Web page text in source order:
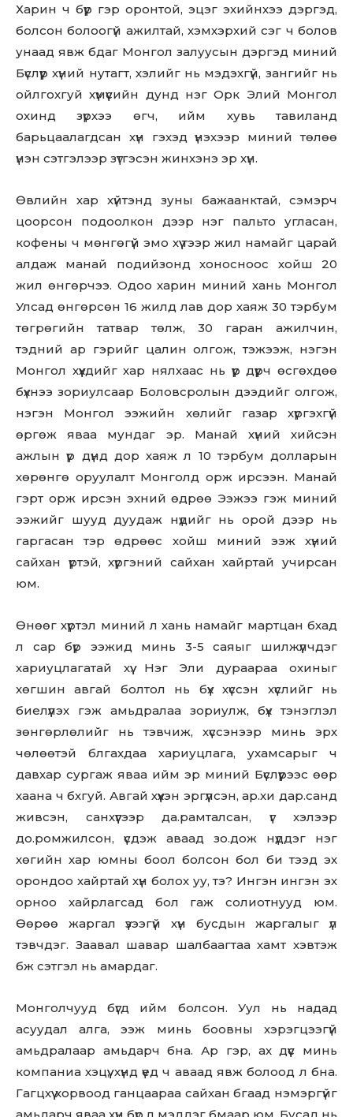
Don't miss
Харин ч бүүр гэр оронтой, эцэг эхийнхээ дэргэд,
болсон болоогүй ажилтай, хэмхэрхий сэг ч болов
унаад явж бдаг Монгол залуусын дэргэд миний
Бүслүүр хүний нутагт, хэлийг нь мэдэхгүй, зангийг нь
ойлгохгуй хүмүүсийн дунд нэг Орк Элий Монгол
охинд зүрхээ өгч, ийм хувь тавиланд
барьцаалагдсан хүн гэхэд үнэхээр миний төлөө
үнэн сэтгэлээр зүтгэсэн жинхэнэ эр хүн.
Өвлийн хар хүйтэнд зуны бажаанктай, сэмэрч
цоорсон подоолкон дээр нэг пальто угласан,
кофены ч мөнгөгүй эмо хүү тээр жил намайг царай
алдаж манай подийзонд хоносноос хойш 20
жил өнгөрчээ. Одоо харин миний хань Монгол
Улсад өнгөрсөн 16 жилд лав дор хаяж 30 тэрбум
төгрөгийн татвар төлж, 30 гаран ажилчин,
тэдний ар гэрийг цалин олгож, тэжээж, нэгэн
Монгол хүүхдийг хар нялхаас нь үүр дүүрч өсгөхдөө
бүхнээ зориулсаар Боловсролын дээдийг олгож,
нэгэн Монгол ээжийн хөлийг газар хүргэхгүй
өргөж яваа мундаг эр. Манай хүний хийсэн
ажлын үр дүнд дор хаяж л 10 тэрбум долларын
хөрөнгө оруулалт Монголд орж ирсээн. Манай
гэрт орж ирсэн эхний өдрөө Ээжээ гэж миний
ээжийг шууд дуудаж нүдийг нь орой дээр нь
гаргасан тэр өдрөөс хойш миний ээж хүний
сайхан үртэй, хүргэний сайхан хайртай учирсан
юм.
Өнөөг хүртэл миний л хань намайг мартцан бхад
л сар бүр ээжид минь 3-5 саяыг шилжүүлчдэг
хариуцлагатай хүү. Нэг Эли дураараа охиныг
хөгшин авгай болтол нь бүх хүссэн хүслийг нь
биелүүлэх гэж амьдралаа зориулж, бүх тэнэглэл
зөнгөрлөлийг нь тэвчиж, хүссэнээр минь эрх
чөлөөтэй блгахдаа хариуцлага, ухамсарыг ч
давхар сургаж яваа ийм эр миний Бүслүүрээс өөр
хаана ч бхгуй. Авгай хүүхэн эргүүлсэн, ар.хи дар.санд
живсэн, санхүүгээр да.рамталсан, үг хэлээр
до.ромжилсон, үсдэж аваад зо.дож нүддэг нэг
хөгийн хар юмны боол болсон бол би тээд эх
орондоо хайртай хүн болох уу, тэ? Ингэн ингэн эх
орноо хайрлагсад бол гаж солиотнууд юм.
Өөрөө жаргал үзээгүй хүн бусдын жаргалыг үл
тэвчдэг. Заавал шавар шалбаагтаа хамт хэвтэж
бж сэтгэл нь амардаг.
Монголчууд бүгд ийм болсон. Уул нь надад
асуудал алга, ээж минь боовны хэрэгцээгүй
амьдралаар амьдарч бна. Ар гэр, ах дүүс минь
компаниа хэцүү, хүнд үед ч аваад явж болоод л бна.
Гагцхүү хорвоод ганцаараа сайхан бгаад нэмэргүйг